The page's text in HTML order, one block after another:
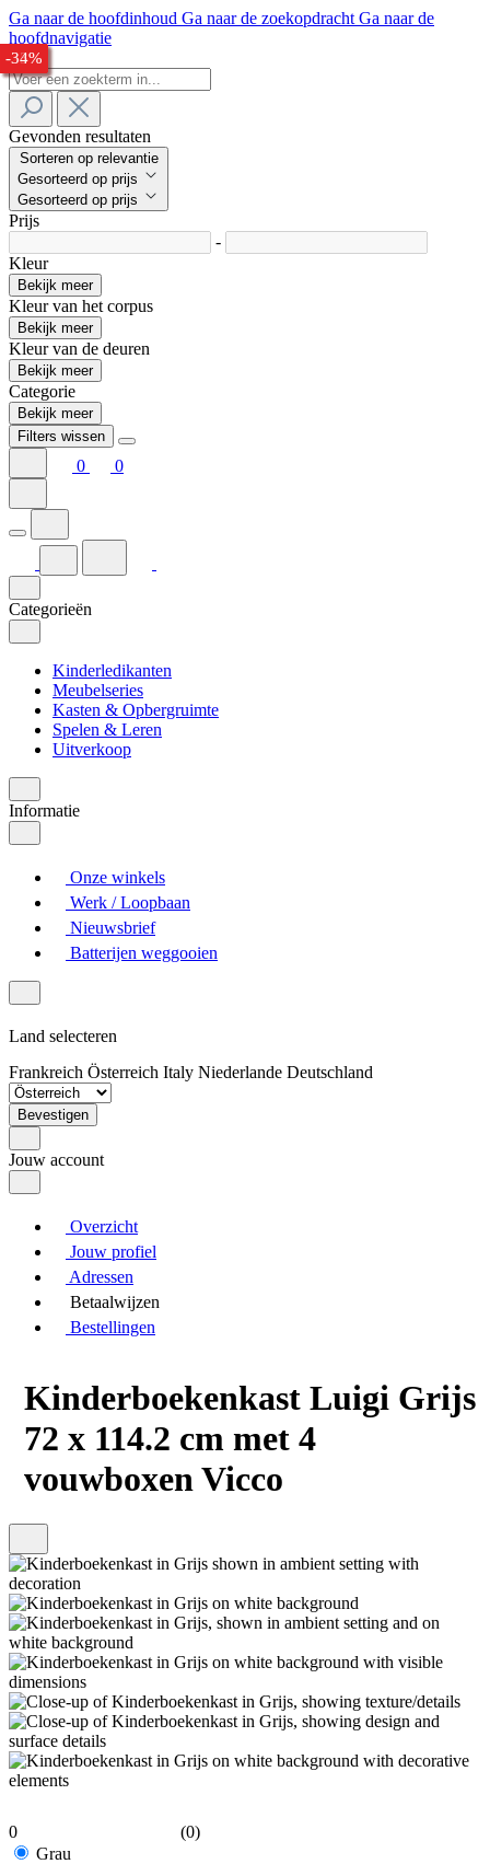
Ga naar de hoofdinhoud Ga naar de zoekopdracht Ga naar de
hoofdnavigatie
Gevonden resultaten
Sorteren op relevantie
Gesorteerd op prijs
Gesorteerd op prijs
Prijs
-
Kleur
Bekijk meer
Kleur van het corpus
Bekijk meer
Kleur van de deuren
Bekijk meer
Categorie
Bekijk meer
Filters wissen
0 0
Categorieën
Kinderledikanten
Meubelseries
Kasten & Opbergruimte
Spelen & Leren
Uitverkoop
Informatie
Onze winkels
Werk / Loopbaan
Nieuwsbrief
Batterijen weggooien
Land selecteren
Frankreich Österreich Italy Niederlande Deutschland
Bevestigen
Jouw account
Overzicht
Jouw profiel
Adressen
Betaalwijzen
Bestellingen
Kinderboekenkast Luigi Grijs
72 x 114.2 cm met 4
vouwboxen Vicco
0
(0)
Grau
-29%
-29%
-26%
-25%
-33%
-34%